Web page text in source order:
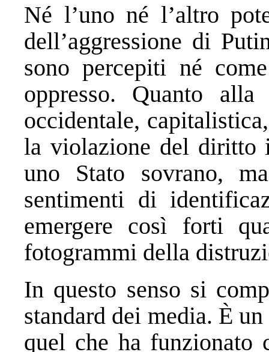
Né l’uno né l’altro
dell’aggressione di
sono percepiti né
oppresso. Quanto
occidentale,
la violazione del diritto
uno Stato sovrano,
sentimenti di
emergere così forti
fotogrammi della
In questo senso si
standard dei media. È
quel che ha funzionato